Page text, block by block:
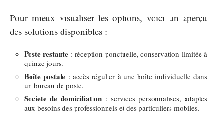
Pour mieux visualiser les options, voici un aperçu
des solutions disponibles :
Poste restante : réception ponctuelle, conservation limitée à
quinze jours.
Boîte postale : accès régulier à une boîte individuelle dans
un bureau de poste.
Société de domiciliation : services personnalisés, adaptés
aux besoins des professionnels et des particuliers mobiles.